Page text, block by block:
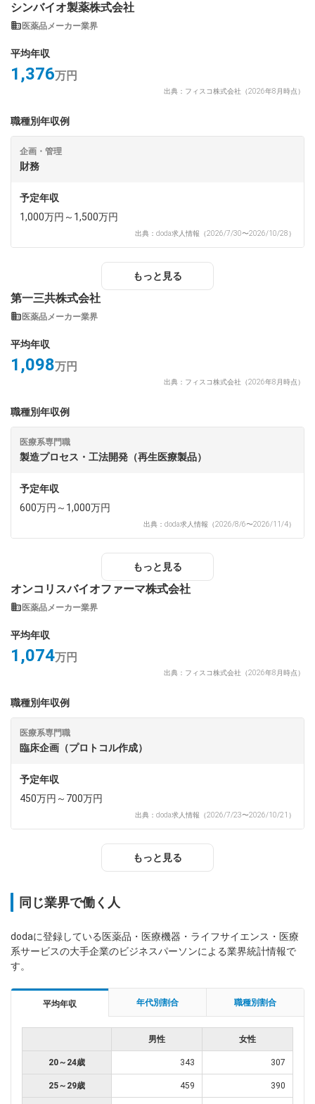
シンバイオ製薬株式会社
医薬品メーカー業界
平均年収
1,376万円
出典：フィスコ株式会社（2026年8月時点）
職種別年収例
企画・管理
財務
予定年収
1,000万円～1,500万円
出典：doda求人情報（2026/7/30〜2026/10/28）
もっと見る
第一三共株式会社
医薬品メーカー業界
平均年収
1,098万円
出典：フィスコ株式会社（2026年8月時点）
職種別年収例
医療系専門職
製造プロセス・工法開発（再生医療製品）
予定年収
600万円～1,000万円
出典：doda求人情報（2026/8/6〜2026/11/4）
もっと見る
オンコリスバイオファーマ株式会社
医薬品メーカー業界
平均年収
1,074万円
出典：フィスコ株式会社（2026年8月時点）
職種別年収例
医療系専門職
臨床企画（プロトコル作成）
予定年収
450万円～700万円
出典：doda求人情報（2026/7/23〜2026/10/21）
もっと見る
同じ業界で働く人
dodaに登録している医薬品・医療機器・ライフサイエンス・医療
系サービスの大手企業のビジネスパーソンによる業界統計情報で
す。
平均年収 年代別割合 職種別割合
男性 女性
20～24歳 343 307
25～29歳 459 390